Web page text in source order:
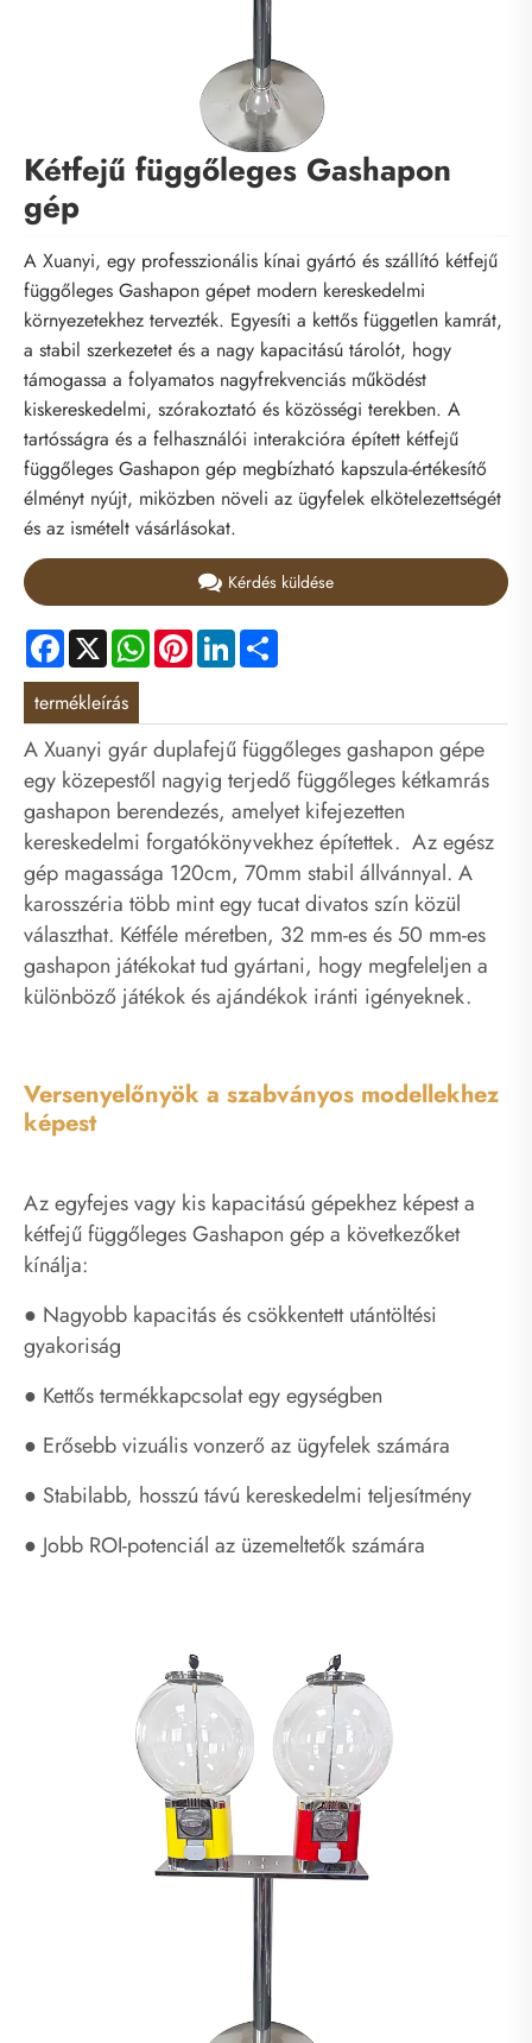
Kétfejű függőleges Gashapon
gép
A Xuanyi, egy professzionális kínai gyártó és szállító kétfejű
függőleges Gashapon gépet modern kereskedelmi
környezetekhez tervezték. Egyesíti a kettős független kamrát,
a stabil szerkezetet és a nagy kapacitású tárolót, hogy
támogassa a folyamatos nagyfrekvenciás működést
kiskereskedelmi, szórakoztató és közösségi terekben. A
tartósságra és a felhasználói interakcióra épített kétfejű
függőleges Gashapon gép megbízható kapszula-értékesítő
élményt nyújt, miközben növeli az ügyfelek elkötelezettségét
és az ismételt vásárlásokat.
Kérdés küldése
Facebook
X WhatsApp
PinterestLinkedIn
termékleírás
A Xuanyi gyár duplafejű függőleges gashapon gépe
egy közepestől nagyig terjedő függőleges kétkamrás
gashapon berendezés, amelyet kifejezetten
kereskedelmi forgatókönyvekhez építettek. Az egész
gép magassága 120cm, 70mm stabil állvánnyal. A
karosszéria több mint egy tucat divatos szín közül
választhat. Kétféle méretben, 32 mm-es és 50 mm-es
gashapon játékokat tud gyártani, hogy megfeleljen a
különböző játékok és ajándékok iránti igényeknek.
Versenyelőnyök a szabványos modellekhez
képest
Az egyfejes vagy kis kapacitású gépekhez képest a
kétfejű függőleges Gashapon gép a következőket
kínálja:
● Nagyobb kapacitás és csökkentett utántöltési
gyakoriság
● Kettős termékkapcsolat egy egységben
● Erősebb vizuális vonzerő az ügyfelek számára
● Stabilabb, hosszú távú kereskedelmi teljesítmény
● Jobb ROI-potenciál az üzemeltetők számára